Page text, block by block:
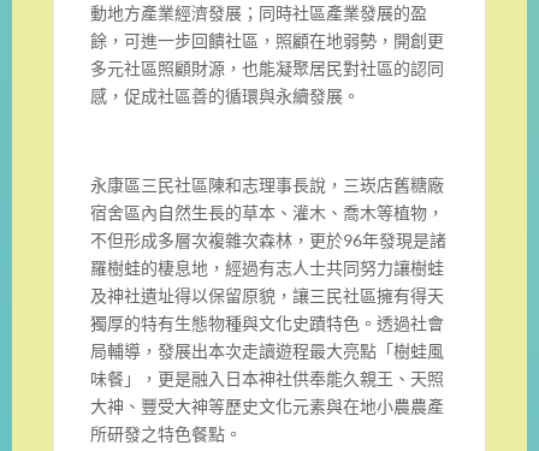
動地方產業經濟發展；同時社區產業發展的盈
餘， 可進一步回饋社區，照顧在地弱勢，開創更
多元社區照顧財源， 也能凝聚居民對社區的認同
感，促成社區善的循環與永續發展。
永康區三民社區陳和志理事長說， 三崁店舊糖廠
宿舍區內自然生長的草本、灌木、喬木等植物，
不但形成多層次複雜次森林，更於96年發現是諸
羅樹蛙的棲息地， 經過有志人士共同努力讓樹蛙
及神社遺址得以保留原貌， 讓三民社區擁有得天
獨厚的特有生態物種與文化史蹟特色。 透過社會
局輔導，發展出本次走讀遊程最大亮點「樹蛙風
味餐」， 更是融入日本神社供奉能久親王、天照
大神、 豐受大神等歷史文化元素與在地小農農產
所研發之特色餐點。